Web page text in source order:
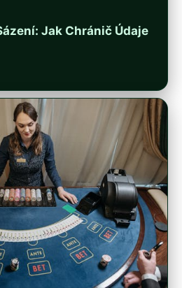
Jak Chránič Údaje